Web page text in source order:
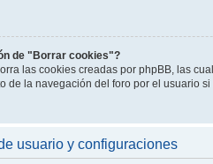
de "Borrar cookies"?
las cookies creadas por phpBB, las
de la navegación del foro por el usuario
usuario y configuraciones